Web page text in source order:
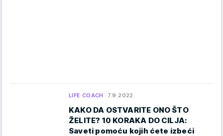
LIFE COACH 7.9.2022.
KAKO DA OSTVARITE ONO ŠTO
ŽELITE? 10 KORAKA DO CILJA:
Saveti pomoću kojih ćete izbeći